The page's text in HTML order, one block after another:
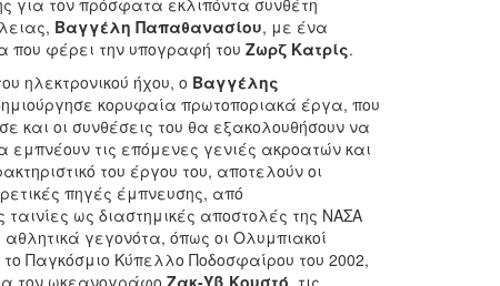
για τον πρόσφατα εκλιπόντα συνθέτη
Βαγγέλη Παπαθανασίου, με ένα
που φέρει την υπογραφή του Ζωρζ Κατρίς.
ηλεκτρονικού ήχου, ο Βαγγέλης
κορυφαία πρωτοποριακά έργα, που
και οι συνθέσεις του θα εξακολουθήσουν να
εμπνέουν τις επόμενες γενιές ακροατών και
του έργου του, αποτελούν οι
πηγές έμπνευσης, από
ταινίες ως διαστημικές αποστολές της ΝΑΣΑ
γεγονότα, όπως οι Ολυμπιακοί
Παγκόσμιο Κύπελλο Ποδοσφαίρου του 2002,
τον ωκεανογράφο Ζακ-Υβ Κουστό, τις